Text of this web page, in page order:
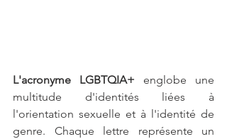
L'acronyme LGBTQIA+ englobe une
multitude d'identités liées à
l'orientation sexuelle et à l'identité de
genre. Chaque lettre représente un